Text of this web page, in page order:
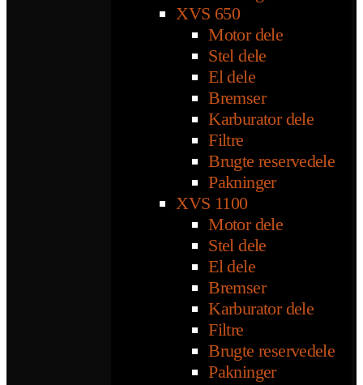
XVS 650
Motor dele
Stel dele
El dele
Bremser
Karburator dele
Filtre
Brugte reservedele
Pakninger
XVS 1100
Motor dele
Stel dele
El dele
Bremser
Karburator dele
Filtre
Brugte reservedele
Pakninger